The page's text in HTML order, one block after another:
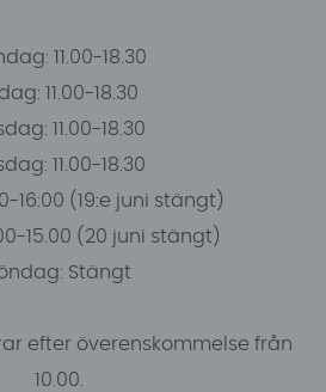
11.00-18.30
11.00-18.30
11.00-18.30
11.00-18.30
16:00 (19:e juni stängt)
15.00 (20 juni stängt)
Stängt
efter överenskommelse från
10.00.